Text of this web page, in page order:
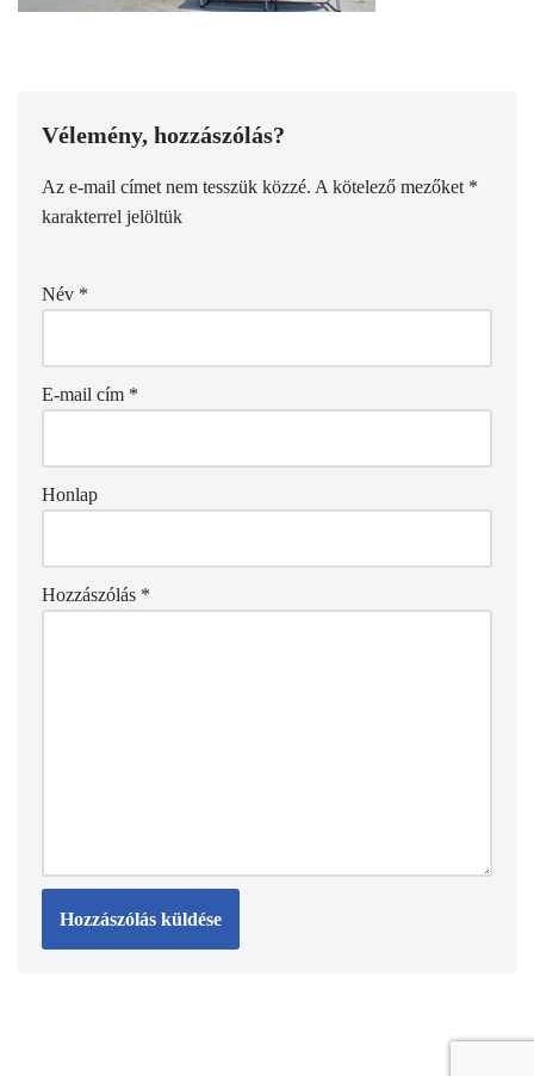
Vélemény, hozzászólás?
Az e-mail címet nem tesszük közzé. A kötelező mezőket *
karakterrel jelöltük
Név *
E-mail cím *
Honlap
Hozzászólás *